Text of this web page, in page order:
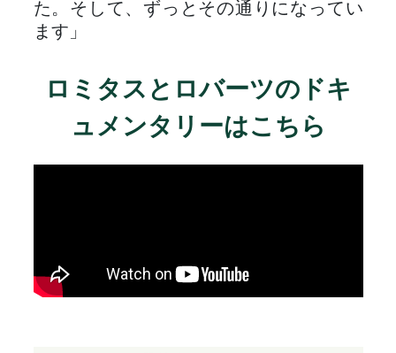
た。そして、ずっとその通りになってい
ます」
ロミタスとロバーツのドキ
ュメンタリーはこちら